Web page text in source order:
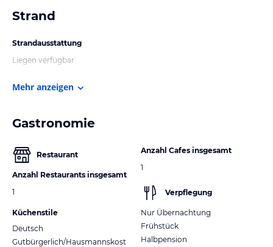
Strand
Strandausstattung
Liegen verfügbar
Mehr anzeigen
Gastronomie
Restaurant
Anzahl Restaurants insgesamt
1
Küchenstile
Deutsch
Gutbürgerlich/Hausmannskost
Anzahl Cafes insgesamt
1
Verpflegung
Nur Übernachtung
Frühstück
Halbpension